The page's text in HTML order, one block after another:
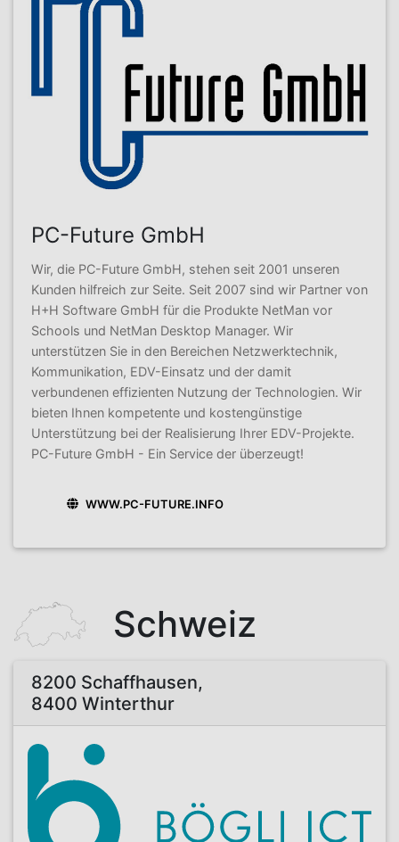
PC-Future GmbH
Wir, die PC-Future GmbH, stehen seit 2001 unseren
Kunden hilfreich zur Seite. Seit 2007 sind wir Partner von
H+H Software GmbH für die Produkte NetMan vor
Schools und NetMan Desktop Manager. Wir
unterstützen Sie in den Bereichen Netzwerktechnik,
Kommunikation, EDV-Einsatz und der damit
verbundenen effizienten Nutzung der Technologien. Wir
bieten Ihnen kompetente und kostengünstige
Unterstützung bei der Realisierung Ihrer EDV-Projekte.
PC-Future GmbH - Ein Service der überzeugt!
WWW.PC-FUTURE.INFO
Schweiz
8200 Schaffhausen,
8400 Winterthur